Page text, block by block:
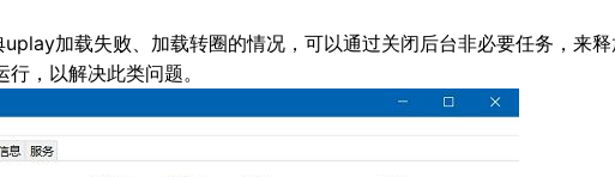
加载失败、加载转圈的情况，可以通过关闭后台非必要任务，来
，以解决此类问题。